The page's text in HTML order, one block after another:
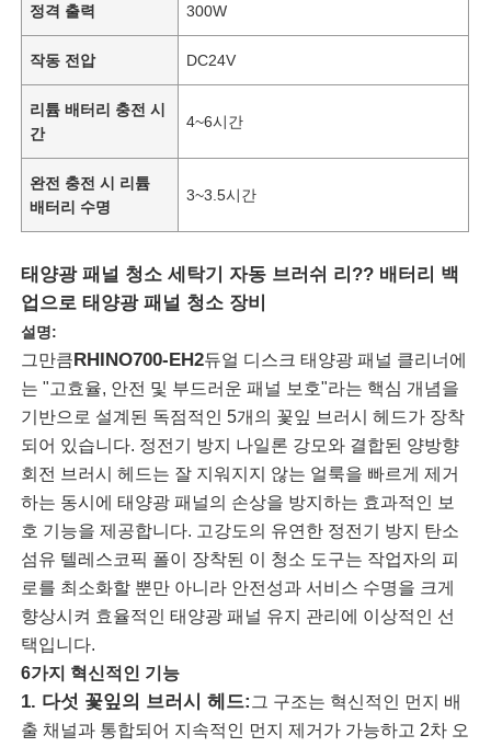
홈
정격 출력 300W
작동 전압 DC24V
리튬 배터리 충전 시
간
4~6시간
완전 충전 시 리튬
배터리 수명
3~3.5시간
태양광 패널 청소 세탁기 자동 브러쉬 리?? 배터리 백
업으로 태양광 패널 청소 장비
설명:
그만큼RHINO700-EH2듀얼 디스크 태양광 패널 클리너에
는 "고효율, 안전 및 부드러운 패널 보호"라는 핵심 개념을
기반으로 설계된 독점적인 5개의 꽃잎 브러시 헤드가 장착
되어 있습니다. 정전기 방지 나일론 강모와 결합된 양방향
회전 브러시 헤드는 잘 지워지지 않는 얼룩을 빠르게 제거
하는 동시에 태양광 패널의 손상을 방지하는 효과적인 보
호 기능을 제공합니다. 고강도의 유연한 정전기 방지 탄소
섬유 텔레스코픽 폴이 장착된 이 청소 도구는 작업자의 피
로를 최소화할 뿐만 아니라 안전성과 서비스 수명을 크게
향상시켜 효율적인 태양광 패널 유지 관리에 이상적인 선
택입니다.
6가지 혁신적인 기능
1. 다섯 꽃잎의 브러시 헤드: 그 구조는 혁신적인 먼지 배
출 채널과 통합되어 지속적인 먼지 제거가 가능하고 2차 오